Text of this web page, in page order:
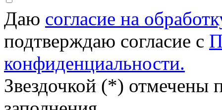
Даю согласие на
подтверждаю согласие с
конфиденциальности.
Звездочкой (*) отмечены